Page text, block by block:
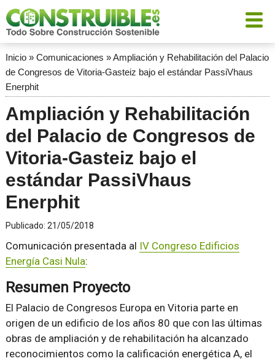
Inicio» Comunicaciones »Ampliación y Rehabilitación del Palacio
de Congresos de Vitoria-Gasteiz bajo el estándar PassiVhaus
Enerphit
Ampliación y Rehabilitación
del Palacio de Congresos de
Vitoria-Gasteiz bajo el
estándar PassiVhaus
Enerphit
Publicado: 21/05/2018
Comunicación presentada al IV Congreso Edificios
Energía Casi Nula:
Resumen Proyecto
El Palacio de Congresos Europa en Vitoria parte en
origen de un edificio de los años 80 que con las últimas
obras de ampliación y de rehabilitación ha alcanzado
reconocimientos como la calificación energética A, el